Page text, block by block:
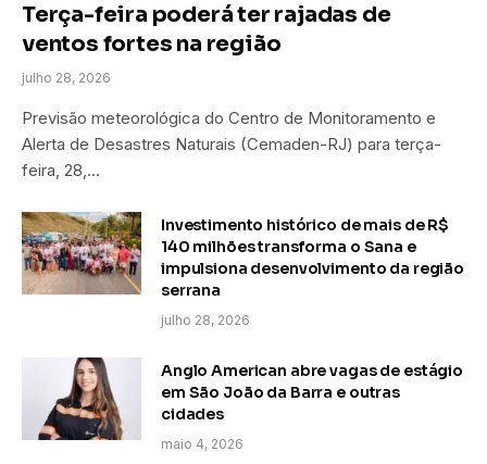
Terça-feira poderá ter rajadas de
ventos fortes na região
julho 28, 2026
Previsão meteorológica do Centro de Monitoramento e
Alerta de Desastres Naturais (Cemaden-RJ) para terça-
feira, 28,…
Investimento histórico de mais de R$
140 milhões transforma o Sana e
impulsiona desenvolvimento da região
serrana
julho 28, 2026
Anglo American abre vagas de estágio
em São João da Barra e outras
cidades
maio 4, 2026